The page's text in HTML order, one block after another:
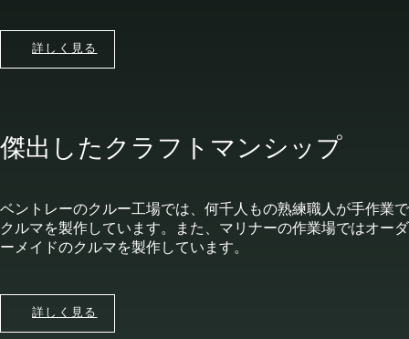
詳しく見る
傑出したクラフトマンシップ
ベントレーのクルー工場では、何千人もの熟練職人が手作業で
クルマを製作しています。また、マリナーの作業場ではオーダ
ーメイドのクルマを製作しています。
詳しく見る